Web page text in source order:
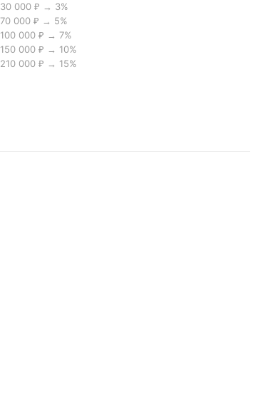
30 000 ₽ → 3%
70 000 ₽ → 5%
100 000 ₽ → 7%
150 000 ₽ → 10%
210 000 ₽ → 15%